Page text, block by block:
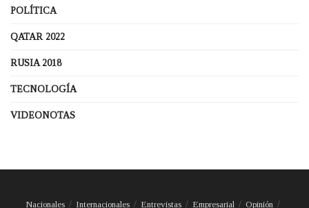
POLÍTICA
QATAR 2022
RUSIA 2018
TECNOLOGÍA
VIDEONOTAS
Nacionales Internacionales Entrevistas Empresarial Opinión